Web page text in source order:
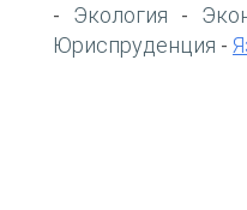
- Экология -
Юриспруденция -